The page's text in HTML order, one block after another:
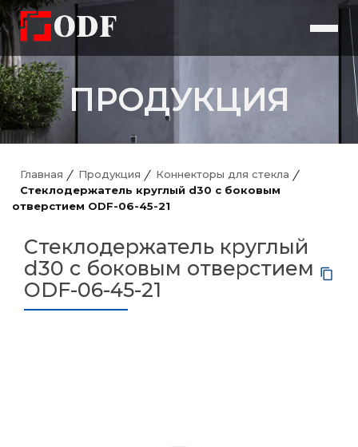
ПРОДУКЦИЯ
Главная Продукция
Коннекторы для стекла
Стеклодержатель круглый d30 с боковым
отверстием ODF-06-45-21
Стеклодержатель круглый
d30 с боковым отверстием
ODF-06-45-21